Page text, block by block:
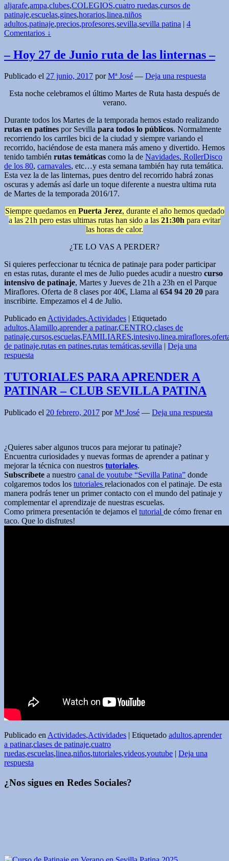
aljarafe,ampa,clubes,COLEGIOS,cuatro ruedas,cursos de
patinaje,escuelas,gines,horarios,linea,niños
adultos,patinaje,precios,profesores,sevilla,sevilla patina | 4
Comentarios ↓
– Hoy 27 de Junio ruta de las linternas –
Publicado el 27 junio, 2017 porMª José — Deja una respuesta
Esta noche celebramos el último Martes de Ruta hasta después de
verano.
Durante todos los Martes de la temporada hemos estado realizando
rutas en patines por Sevilla para todos lo públicos. Normalmente
recorriendo los carriles bici de la ciudad y siempre variando el
recorrido, haciéndose de esta manera más ameno y divertido. Hemos
tenido también rutas temáticas como la de Navidades, RollerDisco
de los 80, carnavales, etc…y esta semana también hay ruta temática.
Esta vez la de las linternas, pues dentro del recorrido habrá zonas
oscuras y además así darle un toque diferente a nuestra ultima ruta
de Martes de la temporada 2016/17.
Siempre quedamos en Puerta Jerez, durante el año hemos quedado
a las 21h pero estas ultimas rutas han sido a las 21:30h para evitar
las horas de calor.
¿TE LO VAS A PERDER?
Si quieres perfeccionar tu técnica de patinaje para poder participar
en estas rutas, durante el mes de Julio puedes acudir a nuestro curso
intensivo de patinaje, Martes y Jueves de 21h a 23h en el Parque
Miraflores. Oferta de 8 clases por 40€, Llama al 654 94 20 20 para
inscribirte. Empezamos el 4 de Julio.
Publicado enActividades,Actividades
Etiquetado
adultos,Alamillo,aprender a patinar,CENTRO,clases de
patinaje,cursos,escuelas,FAMILIARES,intesivo,linea,miraflores,
de patinaje,rutas en patines,rutas temáticas,sevilla
Deja una
respuesta
TUTORIALES PARA APRENDER A
PATINAR – CLUB SEVILLA PATINA
Publicado el 20 febrero, 2017 porMª José — Deja una respuesta
¿Quieres saber algunos trucos para mejorar tu patinaje?
Encuentra curiosidades y nuevas formas de aprender a patinar y
mejorar la técnica con nuestros tutoriales.
Subscríbete a nuestro canal de youtube “Sevilla Patina” donde
colgaremos todos los tutoriales relacionados con el patinaje. De esta
manera podrás tener un primer contacto con el mundo del patinaje y
complementar el aprendizaje de nuestras escuelas.
Como primera presentación te dejamos el tutorial de cómo frenar en
taco. Que lo disfrutes!
Publicado en Actividades,Actividades | Etiquetado adultos,aprender
a patinar,clases de patinaje,cuatro
ruedas,escuelas,linea,niños,tutoriales,videos,youtube | Deja una
respuesta
¿Nos sigues en Redes Sociales?